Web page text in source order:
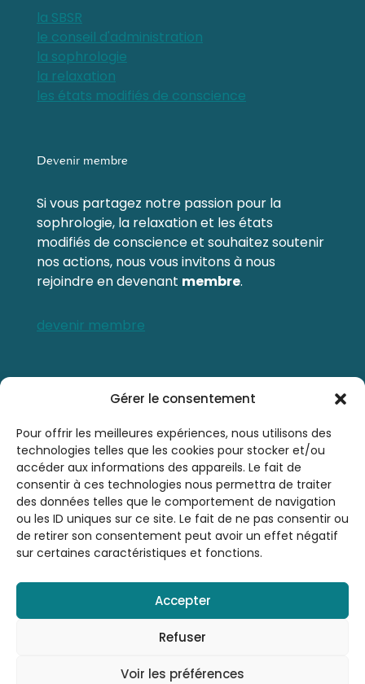
Gérer le consentement
Pour offrir les meilleures expériences, nous utilisons des
technologies telles que les cookies pour stocker et/ou
accéder aux informations des appareils. Le fait de
consentir à ces technologies nous permettra de traiter
des données telles que le comportement de navigation
ou les ID uniques sur ce site. Le fait de ne pas consentir ou
de retirer son consentement peut avoir un effet négatif
sur certaines caractéristiques et fonctions.
Accepter
Refuser
Voir les préférences
la SBSR
le conseil d'administration
la sophrologie
la relaxation
les états modifiés de conscience
Devenir membre
Si vous partagez notre passion pour la
sophrologie, la relaxation et les états
modifiés de conscience et souhaitez soutenir
nos actions, nous vous invitons à nous
rejoindre en devenant membre.
devenir membre
Contactez-nous
0476 21 76 46
sbsrinfo@gmail.com
© 2026 Société Belge de Sophrologie et de
Mentions légales